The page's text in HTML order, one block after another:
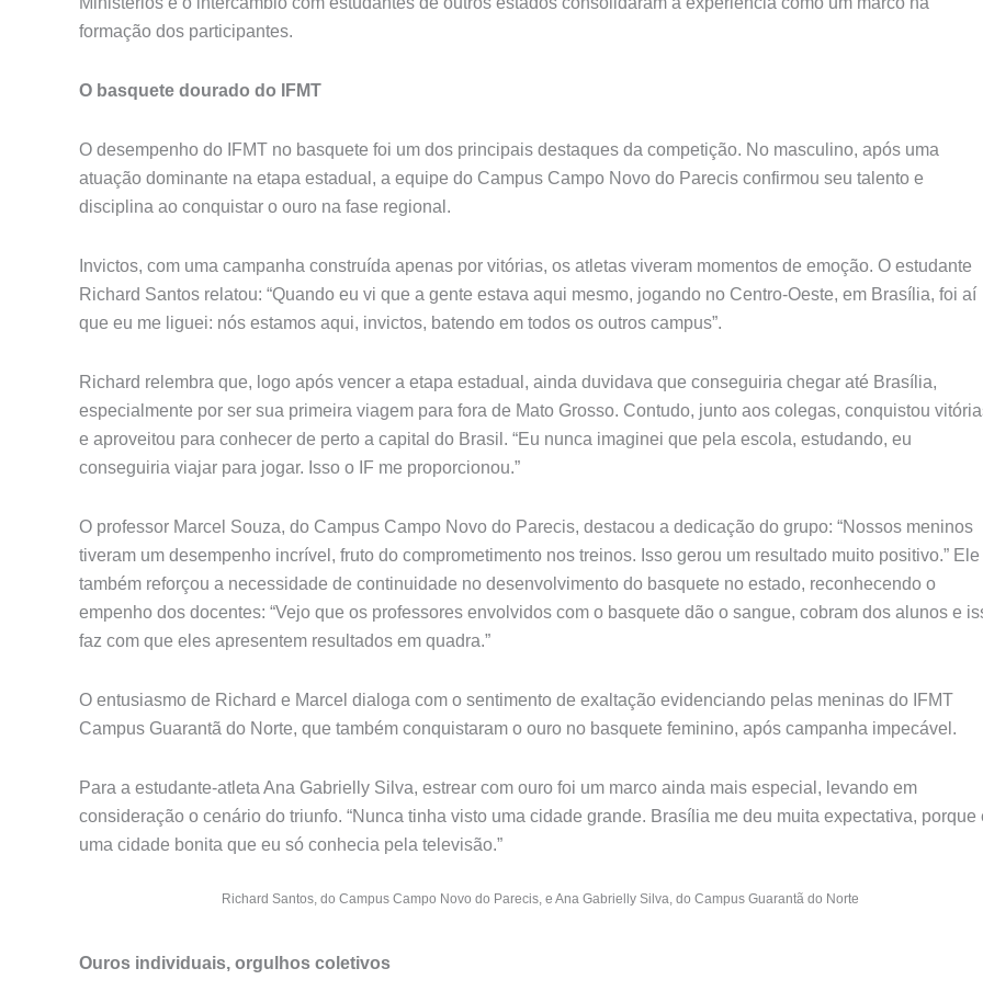
formação dos participantes.
O basquete dourado do IFMT
O desempenho do IFMT no basquete foi um dos principais destaques da competição. No masculino, após uma
atuação dominante na etapa estadual, a equipe do Campus Campo Novo do Parecis confirmou seu talento e
disciplina ao conquistar o ouro na fase regional.
Invictos, com uma campanha construída apenas por vitórias, os atletas viveram momentos de emoção. O estudante
Richard Santos relatou: “Quando eu vi que a gente estava aqui mesmo, jogando no Centro-Oeste, em Brasília, foi aí
que eu me liguei: nós estamos aqui, invictos, batendo em todos os outros campus”.
Richard relembra que, logo após vencer a etapa estadual, ainda duvidava que conseguiria chegar até Brasília,
especialmente por ser sua primeira viagem para fora de Mato Grosso. Contudo, junto aos colegas, conquistou
e aproveitou para conhecer de perto a capital do Brasil. “Eu nunca imaginei que pela escola, estudando, eu
conseguiria viajar para jogar. Isso o IF me proporcionou.”
O professor Marcel Souza, do Campus Campo Novo do Parecis, destacou a dedicação do grupo: “Nossos meninos
tiveram um desempenho incrível, fruto do comprometimento nos treinos. Isso gerou um resultado muito positivo.” Ele
também reforçou a necessidade de continuidade no desenvolvimento do basquete no estado, reconhecendo o
empenho dos docentes: “Vejo que os professores envolvidos com o basquete dão o sangue, cobram dos alunos e
faz com que eles apresentem resultados em quadra.”
O entusiasmo de Richard e Marcel dialoga com o sentimento de exaltação evidenciando pelas meninas do IFMT
Campus Guarantã do Norte, que também conquistaram o ouro no basquete feminino, após campanha impecável.
Para a estudante-atleta Ana Gabrielly Silva, estrear com ouro foi um marco ainda mais especial, levando em
consideração o cenário do triunfo. “Nunca tinha visto uma cidade grande. Brasília me deu muita expectativa, porque
uma cidade bonita que eu só conhecia pela televisão.”
Richard Santos, do Campus Campo Novo do Parecis, e Ana Gabrielly Silva, do Campus Guarantã do Norte
Ouros individuais, orgulhos coletivos